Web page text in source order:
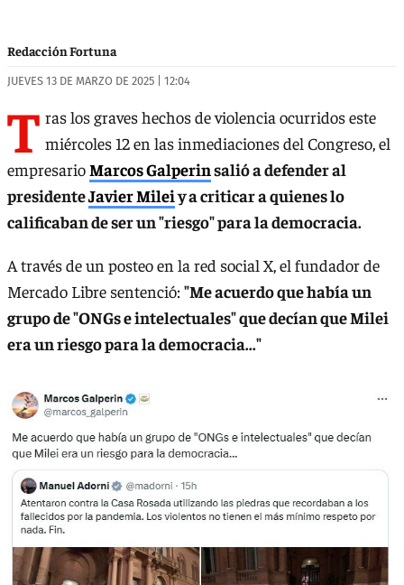
Redacción Fortuna
JUEVES 13 DE MARZO DE 2025 | 12:04
T ras los graves hechos de violencia ocurridos este
miércoles 12 en las inmediaciones del Congreso, el
empresarioMarcos Galperinsalió a defender al
presidenteJavier Mileiy a criticar a quienes lo
calificaban de ser un "riesgo" para la democracia.
A través de un posteo en la red social X, el fundador de
Mercado Libre sentenció:"Me acuerdo que había un
grupo de "ONGs e intelectuales" que decían que Milei
era un riesgo para la democracia..."